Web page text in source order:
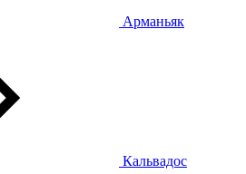
Арманьяк
Кальвадос